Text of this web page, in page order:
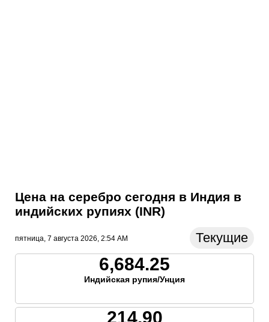
Цена на серебро сегодня в Индия в
индийских рупиях (INR)
пятница, 7 августа 2026, 2:54 AM Текущие
6,684.25
Индийская рупия/Унция
214.90